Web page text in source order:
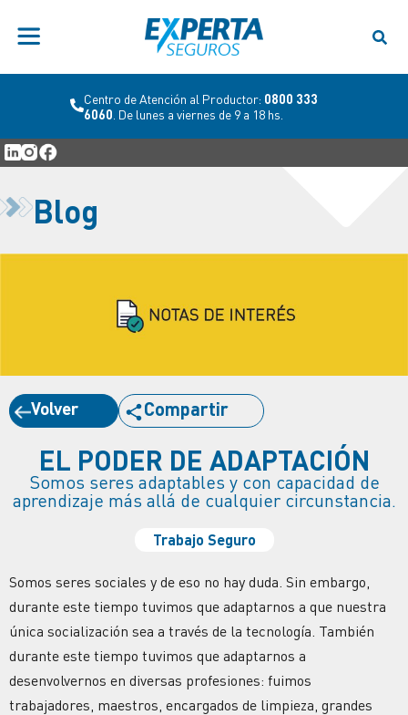
Centro de Atención al Productor: 0800 333
6060 . De lunes a viernes de 9 a 18 hs.
Blog
Volver Compartir
EL PODER DE ADAPTACIÓN
Somos seres adaptables y con capacidad de
aprendizaje más allá de cualquier circunstancia.
Trabajo Seguro
Somos seres sociales y de eso no hay duda. Sin embargo,
durante este tiempo tuvimos que adaptarnos a que nuestra
única socialización sea a través de la tecnología. También
durante este tiempo tuvimos que adaptarnos a
desenvolvernos en diversas profesiones: fuimos
trabajadores, maestros, encargados de limpieza, grandes